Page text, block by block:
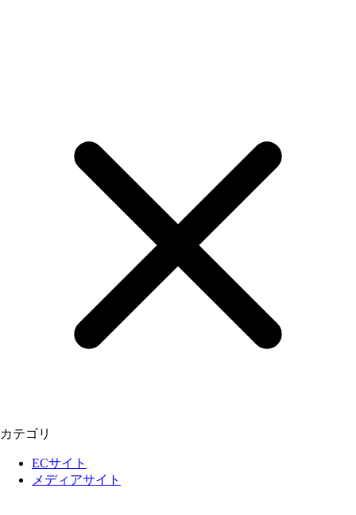
カテゴリ
ECサイト
メディアサイト